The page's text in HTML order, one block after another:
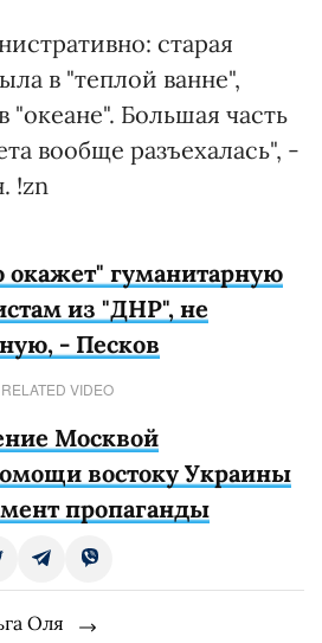
старая
в "теплой ванне",
"океане". Большая часть
вообще разъехалась", -
!zn
окажет" гуманитарную
из "ДНР", не
- Песков
RELATED VIDEO
Москвой
востоку Украины
пропаганды
Оля